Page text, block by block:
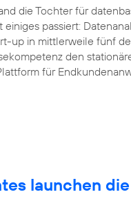
die Tochter für
passiert:
up in mittlerweile fünf
den
für
launchen